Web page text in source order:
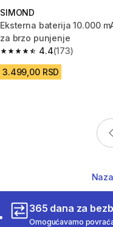
SIMOND
Eksterna baterija 10.000
za brzo punjenje
4.4
4.4 od 5 zvezdica from
(173)
3.499,00 RSD
365 dana za
Omogućavamo